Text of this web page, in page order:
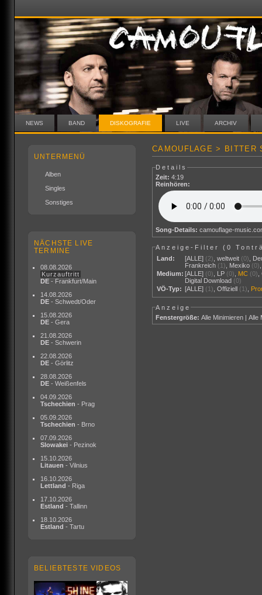
NEWS BAND DISKOGRAFIE LIVE ARCHIV
UNTERMENÜ
Alben
Singles
Sonstiges
NÄCHSTE LIVE
TERMINE
08.08.2026
Kurzauftritt
DE - Frankfurt/Main
14.08.2026
DE - Schwedt/Oder
15.08.2026
DE - Gera
21.08.2026
DE - Schwerin
22.08.2026
DE - Görlitz
28.08.2026
DE - Weißenfels
04.09.2026
Tschechien - Prag
05.09.2026
Tschechien - Brno
07.09.2026
Slowakei - Pezinok
15.10.2026
Litauen - Vilnius
16.10.2026
Lettland - Riga
17.10.2026
Estland - Tallinn
18.10.2026
Estland - Tartu
BELIEBTESTE VIDEOS
CAMOUFLAGE > BITTER
Details
Zeit: 4:19
Reinhören:
Song-Details: camouflage-
Anzeige-Filter (0
Land:
[ALLE] (2) ,weltweit (0)
Frankreich (1) Mexiko (0)
Medium: [ALLE] (0) LP (0) MC (0) ,
Digital Download (0)
VÖ-Typ: [ALLE] (1) ,Offiziell (1)
Anzeige
Fenstergröße: Alle Minimieren |Alle